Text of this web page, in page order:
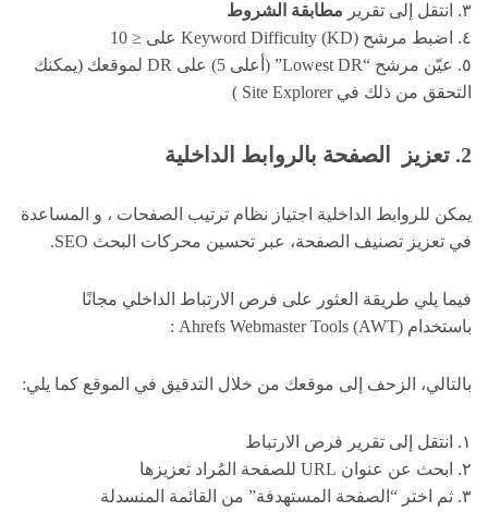
٣. انتقل إلى تقرير
مطابقة الشروط
٤. اضبط مرشح Keyword Difficulty (KD) على ≤ 10
٥. عيّن مرشح “Lowest DR” (أعلى 5) على DR لموقعك (يمكنك
التحقق من ذلك في Site Explorer )
2. تعزيز الصفحة بالروابط الداخلية
يمكن للروابط الداخلية اجتياز نظام ترتيب الصفحات ، و المساعدة
في تعزيز تصنيف الصفحة، عبر تحسين محركات البحث SEO.
فيما يلي طريقة العثور على فرص الارتباط الداخلي مجانًا
باستخدام Ahrefs Webmaster Tools (AWT) :
بالتالي، الزحف إلى موقعك من خلال التدقيق في الموقع كما يلي:
١. انتقل إلى تقرير فرص الارتباط
٢. ابحث عن عنوان URL للصفحة المُراد تعزيزها
٣. ثم اختر “الصفحة المستهدفة” من القائمة المنسدلة